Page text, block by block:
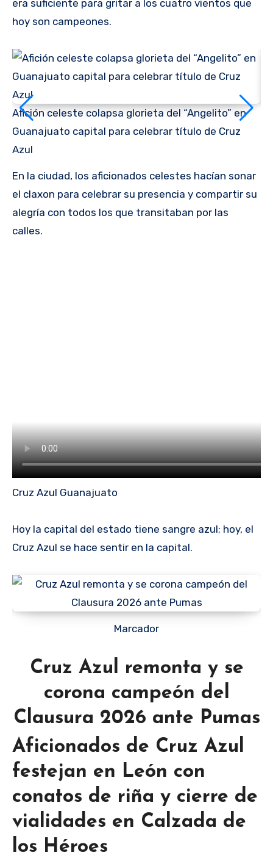
era suficiente para gritar a los cuatro vientos que
hoy son campeones.
Afición celeste colapsa glorieta del “Angelito” en
Guanajuato capital para celebrar título de Cruz
Azul
En la ciudad, los aficionados celestes hacían sonar
el claxon para celebrar su presencia y compartir su
alegría con todos los que transitaban por las
calles.
Cruz Azul Guanajuato
Hoy la capital del estado tiene sangre azul; hoy, el
Cruz Azul se hace sentir en la capital.
Marcador
Cruz Azul remonta y se
corona campeón del
Clausura 2026 ante Pumas
Aficionados de Cruz Azul
festejan en León con
conatos de riña y cierre de
vialidades en Calzada de
los Héroes